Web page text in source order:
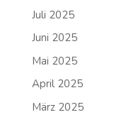
Juli 2025
Juni 2025
Mai 2025
April 2025
März 2025